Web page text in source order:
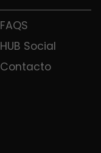
FAQS
HUB Social
Contacto